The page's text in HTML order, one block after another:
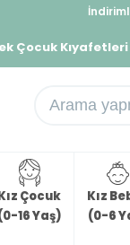
Çocuk Kıyafetleri
Çocuk
16 Yaş)
Kız
(0-6